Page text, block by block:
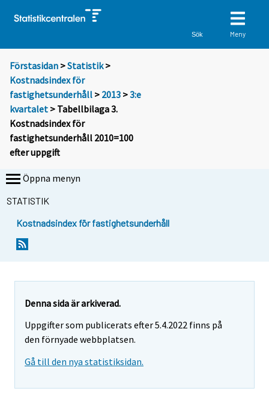
Sök Meny
Förstasidan >Statistik >
Kostnadsindex för
fastighetsunderhåll > 2013 >3:e
kvartalet > Tabellbilaga 3.
Kostnadsindex för
fastighetsunderhåll 2010=100
efter uppgift
Öppna menyn
STATISTIK
Kostnadsindex för fastighetsunderhåll
Denna sida är arkiverad.
Uppgifter som publicerats efter 5.4.2022 finns på
den förnyade webbplatsen.
Gå till den nya statistiksidan.